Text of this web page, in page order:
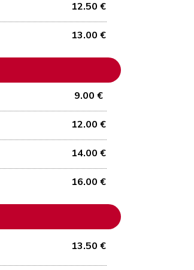
12.50 €
13.00 €
9.00 €
12.00 €
14.00 €
16.00 €
13.50 €